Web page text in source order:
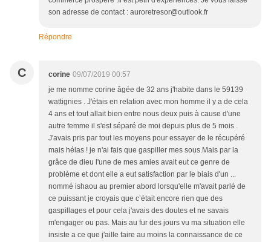
son adresse de contact : auroretresor@outlook.fr
Répondre
C corine 09/07/2019 00:57
je me nomme corine âgée de 32 ans j'habite dans le 59139
wattignies . J'étais en relation avec mon homme il y a de cela
4 ans et tout allait bien entre nous deux puis à cause d'une
autre femme il s'est séparé de moi depuis plus de 5 mois .
J'avais pris par tout les moyens pour essayer de le récupéré
mais hélas ! je n'ai fais que gaspiller mes sous.Mais par la
grâce de dieu l'une de mes amies avait eut ce genre de
problème et dont elle a eut satisfaction par le biais d'un ...
nommé ishaou au premier abord lorsqu'elle m'avait parlé de
ce puissant je croyais que c’était encore rien que des
gaspillages et pour cela j'avais des doutes et ne savais
m'engager ou pas. Mais au fur des jours vu ma situation elle
insiste a ce que j'aille faire au moins la connaissance de ce